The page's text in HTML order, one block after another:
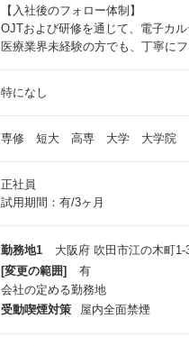
【入社後のフォロー体制】
OJTおよび研修を通じて、電子カ
医療業界未経験の方でも、丁寧にフ
特になし
専修 短大 高専 大学 大学院
正社員
試用期間：有/3ヶ月
勤務地1
大阪府 吹田市江の木町
[変更の範囲]
有
会社の定める勤務地
受動喫煙対策
屋内全面禁煙